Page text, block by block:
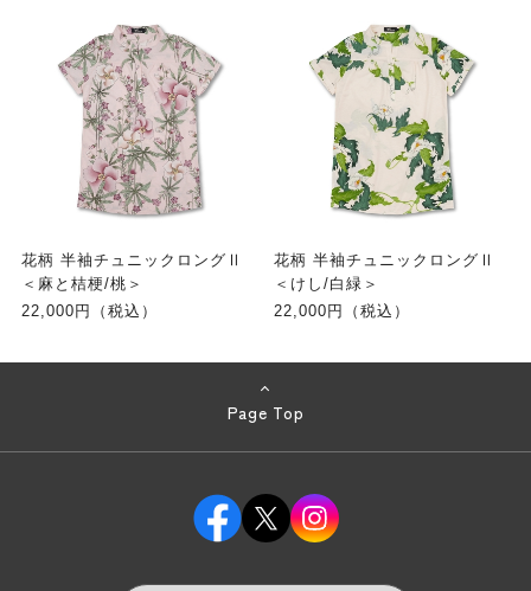
花柄 半袖チュニックロングⅡ
＜麻と桔梗/桃＞
22,000円（税込）
花柄 半袖チュニックロングⅡ
＜けし/白緑＞
22,000円（税込）
Page Top